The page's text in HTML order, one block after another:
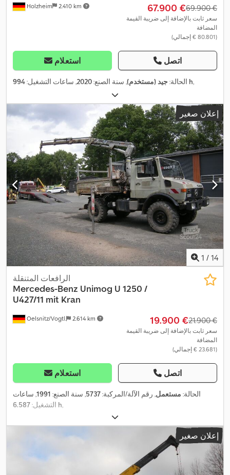
Holzheim 2.410 km ‏67.900 € ‏69.900 €
سعر ثابت بالإضافة إلى ضريبة القيمة
المضافة
(‏80.801 € إجمالي)
استعلام اتصل
الحالة:جيد (مستخدم), سنة الصنع:2020, ساعات التشغيل: 994 h,
إعلان صغير
1 / 14
Oelsnitz/Vogtl. 2.614 km
الرافعات المتنقلة
Mercedes-Benz Unimog U 1250 /
U427/11 mit Kran
‏19.900 € ‏21.900 €
سعر ثابت بالإضافة إلى ضريبة القيمة
المضافة
(‏23.681 € إجمالي)
استعلام اتصل
الحالة: مستعمل, رقم الآلة/المركبة:5737, سنة الصنع: 1991, ساعات
التشغيل: 6.587 h,
إعلان صغير